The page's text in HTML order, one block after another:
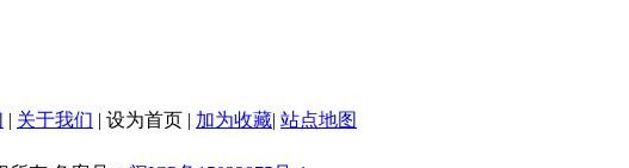
| 关于我们 | 设为首页 | 加为收藏| 站点地图